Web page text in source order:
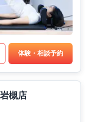
体験・相談予約
槻店